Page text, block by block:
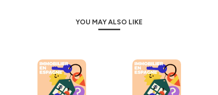
Podcast produit parEquinox, le média des Français
Production :Aurélie Chamerois
Images et son :Hugo Bertino
Montage :Anaïs Bertrand
Musique :Bruno Le Roux (Universal Production Music)
YOU MAY ALSO LIKE